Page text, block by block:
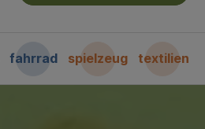
fahrrad spielzeug textilien